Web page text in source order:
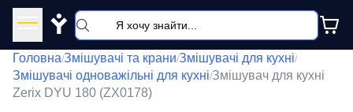
Y
Головна/Змішувачі та крани/Змішувачі для кухні/
Змішувачі одноважільні для кухні/Змішувач для кухні
Zerix DYU 180 (ZX0178)